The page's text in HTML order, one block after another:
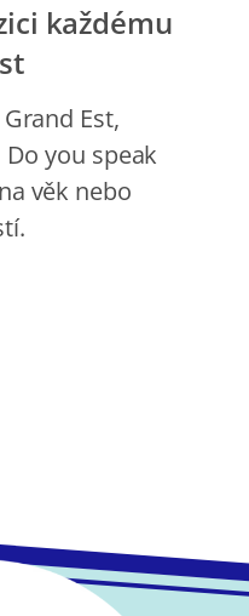
každému
Est,
you speak
věk nebo